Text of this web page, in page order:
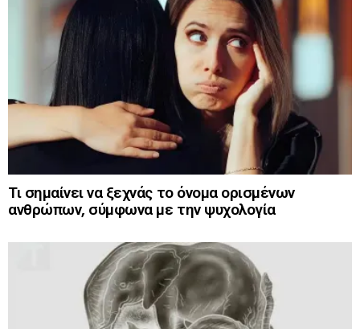
Τι σημαίνει να ξεχνάς το όνομα ορισμένων
ανθρώπων, σύμφωνα με την ψυχολογία